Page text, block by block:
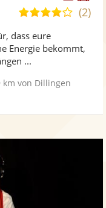
4,1
Sternen
(2)
dass eure
Energie bekommt,
...
km von Dillingen